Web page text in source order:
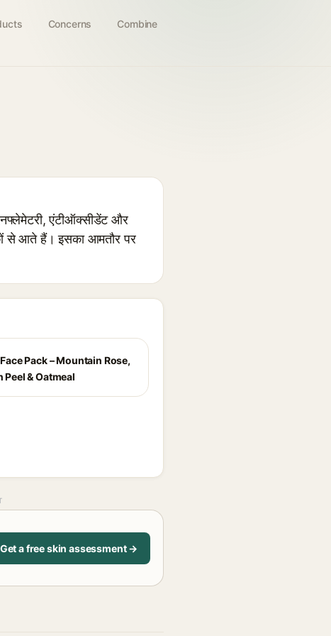
Concerns Combine
एंटीऑक्सीडेंट और
से आते हैं। इसका आमतौर पर
Pack – Mountain Rose,
Peel & Oatmeal
Get a free skin assessment →